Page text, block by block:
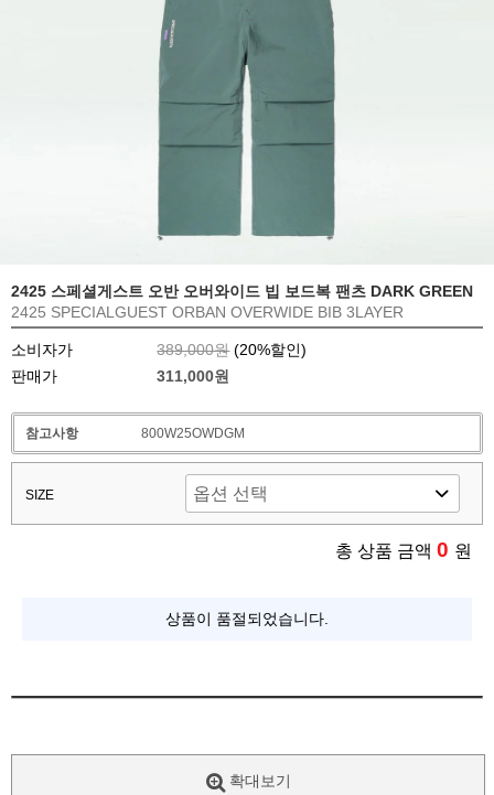
2425 스페셜게스트 오반 오버와이드 빕 보드복 팬츠 DARK GREEN
2425 SPECIALGUEST ORBAN OVERWIDE BIB 3LAYER
소비자가 389,000원 (20%할인)
판매가
311,000원
참고사항 800W25OWDGM
SIZE
총 상품 금액 0 원
상품이 품절되었습니다.
확대보기